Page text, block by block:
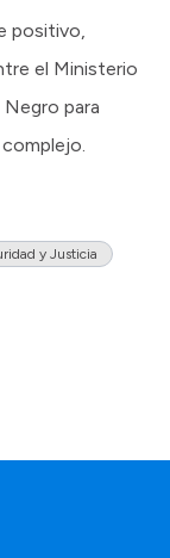
positivo,
el Ministerio
Negro para
y Justicia